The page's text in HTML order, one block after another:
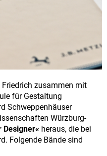
zusammen mit
für Gestaltung
Schweppenhäuser
Würzburg-
Designer« heraus, die bei
Folgende Bände sind